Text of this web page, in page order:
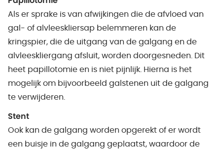
Als er sprake is van afwijkingen die de afvloed van
gal- of alvleeskliersap belemmeren kan de
kringspier, die de uitgang van de galgang en de
alvleeskliergang afsluit, worden doorgesneden. Dit
heet papillotomie en is niet pijnlijk. Hierna is het
mogelijk om bijvoorbeeld galstenen uit de galgang
te verwijderen.
Stent
Ook kan de galgang worden opgerekt of er wordt
een buisje in de galgang geplaatst, waardoor de